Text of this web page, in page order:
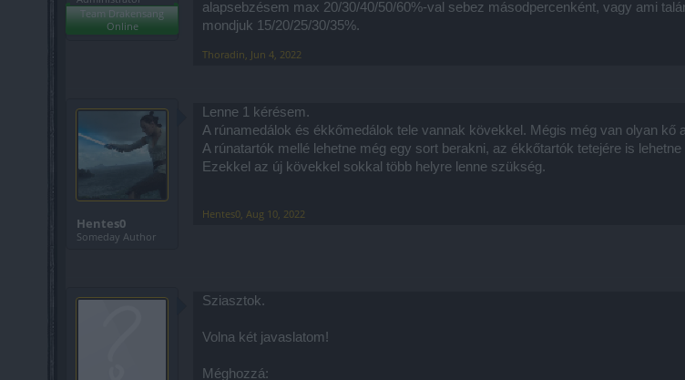
Team Drakensang
Online
alapsebzésem max 20/30/40/50/60%-val sebez másodpercenként, vagy ami
mondjuk 15/20/25/30/35%.
Thoradin Jun 4, 2022
Hentes0
Someday Author
Lenne 1 kérésem.
A rúnamedálok és ékkőmedálok tele vannak kövekkel. Mégis még van olyan kő
A rúnatartók mellé lehetne még egy sort berakni, az ékkőtartók tetejére is
Ezekkel az új kövekkel sokkal több helyre lenne szükség.
Hentes0 Aug 10, 2022
Sziasztok.
Volna két javaslatom!
Méghozzá: